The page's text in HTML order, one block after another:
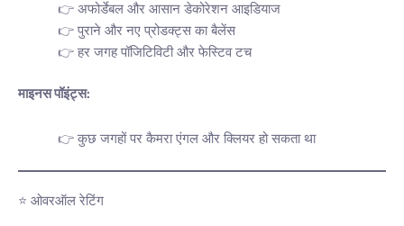
अफोर्डेबल और आसान डेकोरेशन आइडियाज
पुराने और नए प्रोडक्ट्स का बैलेंस
हर जगह पॉजिटिविटी और फेस्टिव टच
माइनस पॉइंट्स:
कुछ जगहों पर कैमरा एंगल और क्लियर हो सकता था
⭐ ओवरऑल रेटिंग